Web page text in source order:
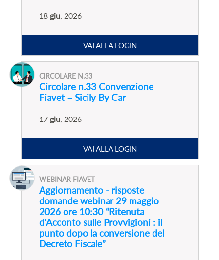
18 giu, 2026
VAI ALLA LOGIN
CIRCOLARE N.33
Circolare n.33 Convenzione
Fiavet – Sicily By Car
17 giu, 2026
VAI ALLA LOGIN
WEBINAR FIAVET
Aggiornamento - risposte
domande webinar 29 maggio
2026 ore 10:30 “Ritenuta
d'Acconto sulle Provvigioni : il
punto dopo la conversione del
Decreto Fiscale”